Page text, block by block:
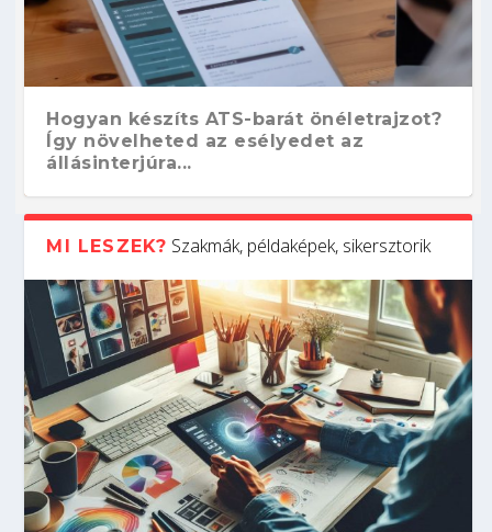
Hogyan készíts ATS-barát önéletrajzot?
Így növelheted az esélyedet az
állásinterjúra...
Kitalálod, mire használják ezeket a
gépeket?
Nem sikerült az egyetemi felvételi?
Tanulj szakmát!
Szoftverfejlesztő: verseny kódban –
amikor néhány sor program dönti el a
Digitális detox – hogyan kapcsolódj ki
telefon nélkül?
MI LESZEK? Szakmák, példaképek, sikersztorik